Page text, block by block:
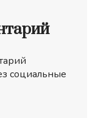
социальные